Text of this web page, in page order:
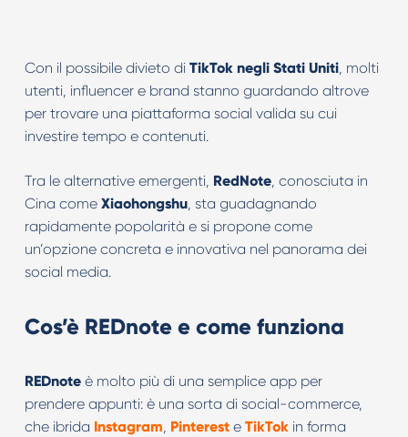
Con il possibile divieto di TikTok negli Stati Uniti, molti
utenti, influencer e brand stanno guardando altrove
per trovare una piattaforma social valida su cui
investire tempo e contenuti.
Tra le alternative emergenti, RedNote, conosciuta in
Cina come Xiaohongshu, sta guadagnando
rapidamente popolarità e si propone come
un’opzione concreta e innovativa nel panorama dei
social media.
Cos’è REDnote e come funziona
REDnoteè molto più di una semplice app per
prendere appunti: è una sorta di social-commerce,
che ibrida Instagram, Pintereste TikTokin forma